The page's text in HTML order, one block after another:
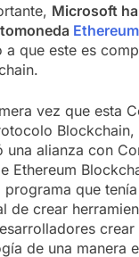
Microsoft
Ethereum
que este es
vez que esta
Blockchain,
alianza con
Ethereum
programa que
de crear
de una manera